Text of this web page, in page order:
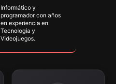
Informático y
programador con años
en experiencia en
Tecnología y
Videojuegos.